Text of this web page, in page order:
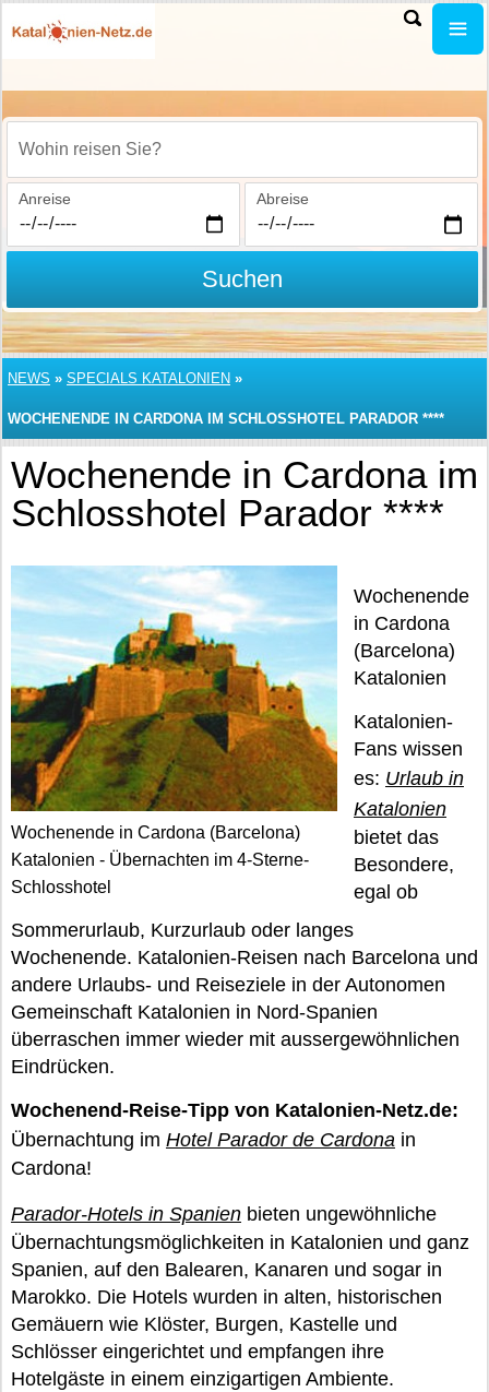
Wohin reisen Sie?
Anreise Abreise
Suchen
NEWS » SPECIALS KATALONIEN »
WOCHENENDE IN CARDONA IM SCHLOSSHOTEL PARADOR ****
Wochenende in Cardona im
Schlosshotel Parador ****
Wochenende in Cardona (Barcelona)
Katalonien - Übernachten im 4-Sterne-
Schlosshotel
Wochenende
in Cardona
(Barcelona)
Katalonien
Katalonien-
Fans wissen
es: Urlaub in
Katalonien
bietet das
Besondere,
egal ob
Sommerurlaub, Kurzurlaub oder langes
Wochenende. Katalonien-Reisen nach Barcelona und
andere Urlaubs- und Reiseziele in der Autonomen
Gemeinschaft Katalonien in Nord-Spanien
überraschen immer wieder mit aussergewöhnlichen
Eindrücken.
Wochenend-Reise-Tipp von Katalonien-Netz.de:
Übernachtung im Hotel Parador de Cardona in
Cardona!
Parador-Hotels in Spanien bieten ungewöhnliche
Übernachtungsmöglichkeiten in Katalonien und ganz
Spanien, auf den Balearen, Kanaren und sogar in
Marokko. Die Hotels wurden in alten, historischen
Gemäuern wie Klöster, Burgen, Kastelle und
Schlösser eingerichtet und empfangen ihre
Hotelgäste in einem einzigartigen Ambiente.